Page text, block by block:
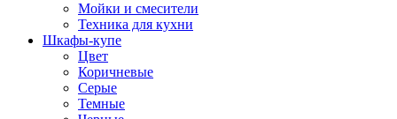
Мойки и смесители
Техника для кухни
Шкафы-купе
Цвет
Коричневые
Серые
Темные